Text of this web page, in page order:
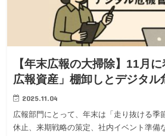
【年末広報の大掃除】11月
広報資産」棚卸しとデジタル
2025.11.04
広報部門にとって、年末は「走り抜ける季
休止、来期戦略の策定、社内イベント準備